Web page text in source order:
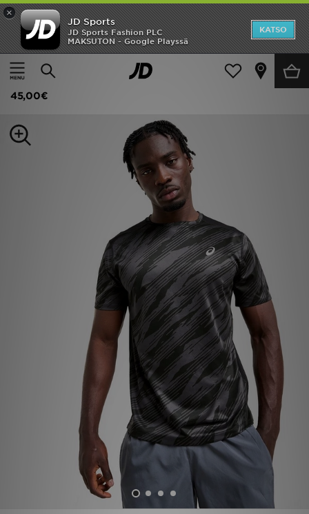
×
JD Sports
JD Sports Fashion PLC
MAKSUTON - Google Playssä
KATSO
Etusivu
Miehet Miesten vaatteet T-paidat
ASICS T-paita Miehet
45,00€
Etusivu
Ale
Miehet
Lataa JD-sovellus
Minun viestini
Asiakaspalvelu ja tietoa